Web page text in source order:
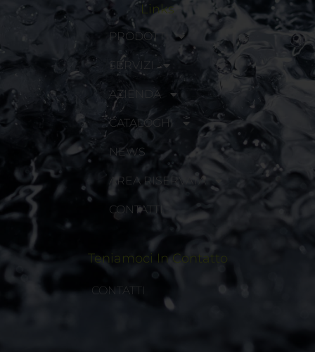
Links
PRODOTTI
SERVIZI
AZIENDA
CATALOGHI
NEWS
AREA RISERVATA
CONTATTI
Teniamoci In Contatto
CONTATTI